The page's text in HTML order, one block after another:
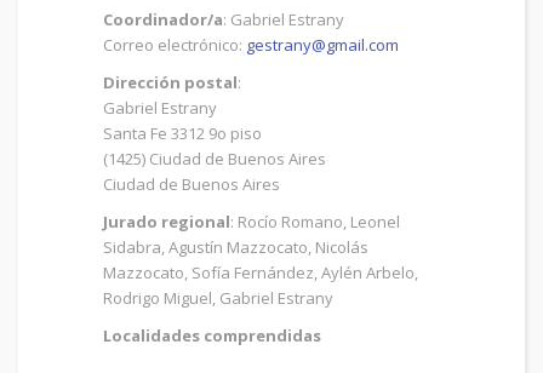
Coordinador/a: Gabriel Estrany
Correo electrónico: gestrany@gmail.com
Dirección postal:
Gabriel Estrany
Santa Fe 3312 9o piso
(1425) Ciudad de Buenos Aires
Ciudad de Buenos Aires
Jurado regional: Rocío Romano, Leonel
Sidabra, Agustín Mazzocato, Nicolás
Mazzocato, Sofía Fernández, Aylén Arbelo,
Rodrigo Miguel, Gabriel Estrany
Localidades comprendidas